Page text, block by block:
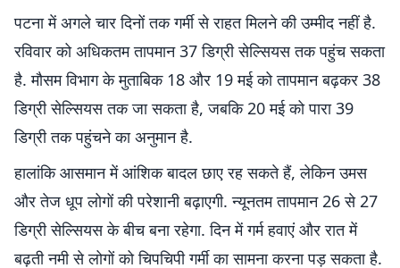
पटना में अगले चार दिनों तक गर्मी से राहत मिलने की उम्मीद नहीं है.
रविवार को अधिकतम तापमान 37 डिग्री सेल्सियस तक पहुंच सकता
है. मौसम विभाग के मुताबिक 18 और 19 मई को तापमान बढ़कर 38
डिग्री सेल्सियस तक जा सकता है, जबकि 20 मई को पारा 39
डिग्री तक पहुंचने का अनुमान है.
हालांकि आसमान में आंशिक बादल छाए रह सकते हैं, लेकिन उमस
और तेज धूप लोगों की परेशानी बढ़ाएगी. न्यूनतम तापमान 26 से 27
डिग्री सेल्सियस के बीच बना रहेगा. दिन में गर्म हवाएं और रात में
बढ़ती नमी से लोगों को चिपचिपी गर्मी का सामना करना पड़ सकता है.